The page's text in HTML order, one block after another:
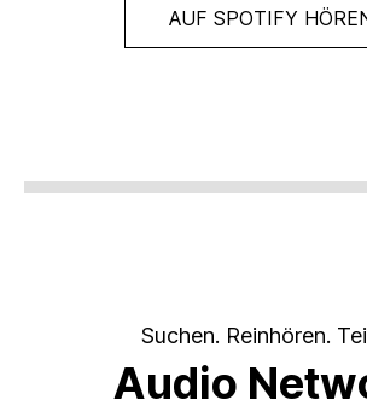
AUF SPOTIFY
Suchen. Reinhören.
Audio